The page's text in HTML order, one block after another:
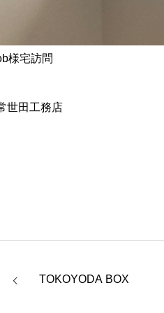
様宅訪問
世田工務店
TOKOYODA BOX